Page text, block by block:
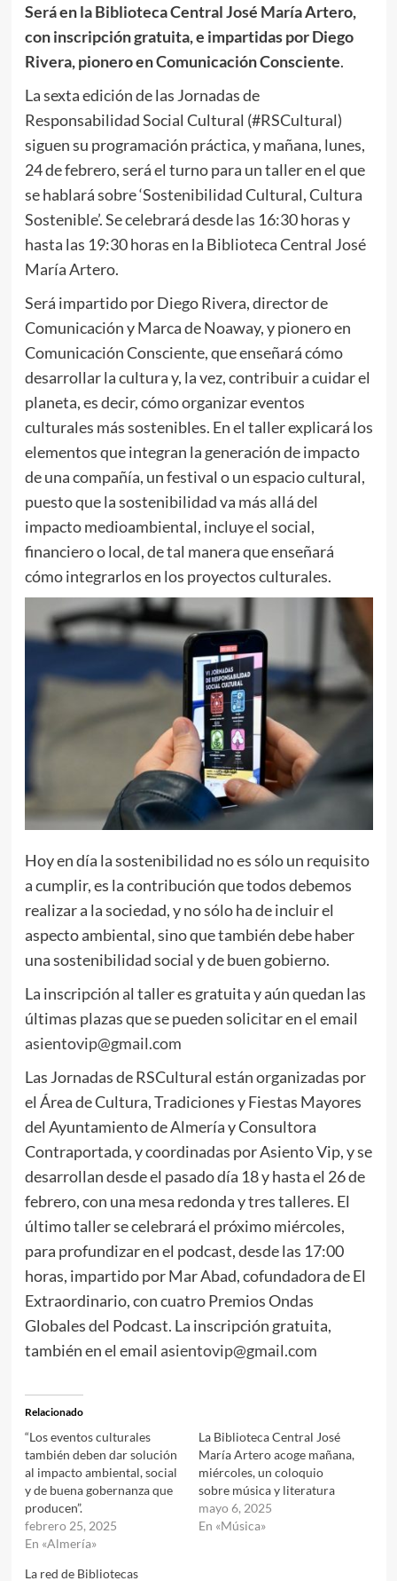
Será en la Biblioteca Central José María Artero,
con inscripción gratuita, e impartidas por Diego
Rivera, pionero en Comunicación Consciente.
La sexta edición de las Jornadas de
Responsabilidad Social Cultural (#RSCultural)
siguen su programación práctica, y mañana, lunes,
24 de febrero, será el turno para un taller en el que
se hablará sobre ‘Sostenibilidad Cultural, Cultura
Sostenible’. Se celebrará desde las 16:30 horas y
hasta las 19:30 horas en la Biblioteca Central José
María Artero.
Será impartido por Diego Rivera, director de
Comunicación y Marca de Noaway, y pionero en
Comunicación Consciente, que enseñará cómo
desarrollar la cultura y, la vez, contribuir a cuidar el
planeta, es decir, cómo organizar eventos
culturales más sostenibles. En el taller explicará los
elementos que integran la generación de impacto
de una compañía, un festival o un espacio cultural,
puesto que la sostenibilidad va más allá del
impacto medioambiental, incluye el social,
financiero o local, de tal manera que enseñará
cómo integrarlos en los proyectos culturales.
Hoy en día la sostenibilidad no es sólo un requisito
a cumplir, es la contribución que todos debemos
realizar a la sociedad, y no sólo ha de incluir el
aspecto ambiental, sino que también debe haber
una sostenibilidad social y de buen gobierno.
La inscripción al taller es gratuita y aún quedan las
últimas plazas que se pueden solicitar en el email
asientovip@gmail.com
Las Jornadas de RSCultural están organizadas por
el Área de Cultura, Tradiciones y Fiestas Mayores
del Ayuntamiento de Almería y Consultora
Contraportada, y coordinadas por Asiento Vip, y se
desarrollan desde el pasado día 18 y hasta el 26 de
febrero, con una mesa redonda y tres talleres. El
último taller se celebrará el próximo miércoles,
para profundizar en el podcast, desde las 17:00
horas, impartido por Mar Abad, cofundadora de El
Extraordinario, con cuatro Premios Ondas
Globales del Podcast. La inscripción gratuita,
también en el email asientovip@gmail.com
Relacionado
“Los eventos culturales
también deben dar solución
al impacto ambiental, social
y de buena gobernanza que
producen”.
febrero 25, 2025
En «Almería»
La Biblioteca Central José
María Artero acoge mañana,
miércoles, un coloquio
sobre música y literatura
mayo 6, 2025
En «Música»
La red de Bibliotecas